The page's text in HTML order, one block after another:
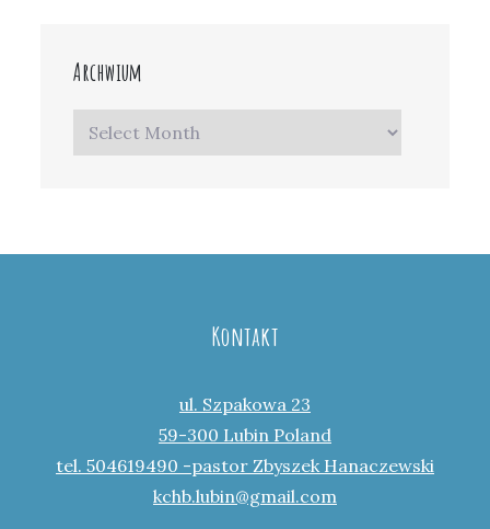
Archwium
Archwium
Kontakt
ul. Szpakowa 23
59-300 Lubin Poland
tel. 504619490 -pastor Zbyszek Hanaczewski
kchb.lubin@gmail.com